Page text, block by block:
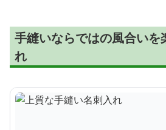
手縫いならではの風合いを
れ